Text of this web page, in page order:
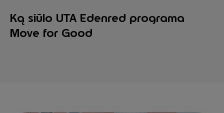
Ką siūlo UTA Edenred programa
Move for Good